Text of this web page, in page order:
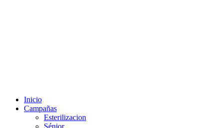
Inicio
Campañas
Esterilizacion
Sénior